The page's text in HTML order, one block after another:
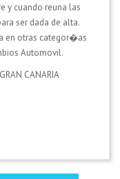
y cuando reuna las
ser dada de alta.
en otras categor�as
Automovil.
CANARIA